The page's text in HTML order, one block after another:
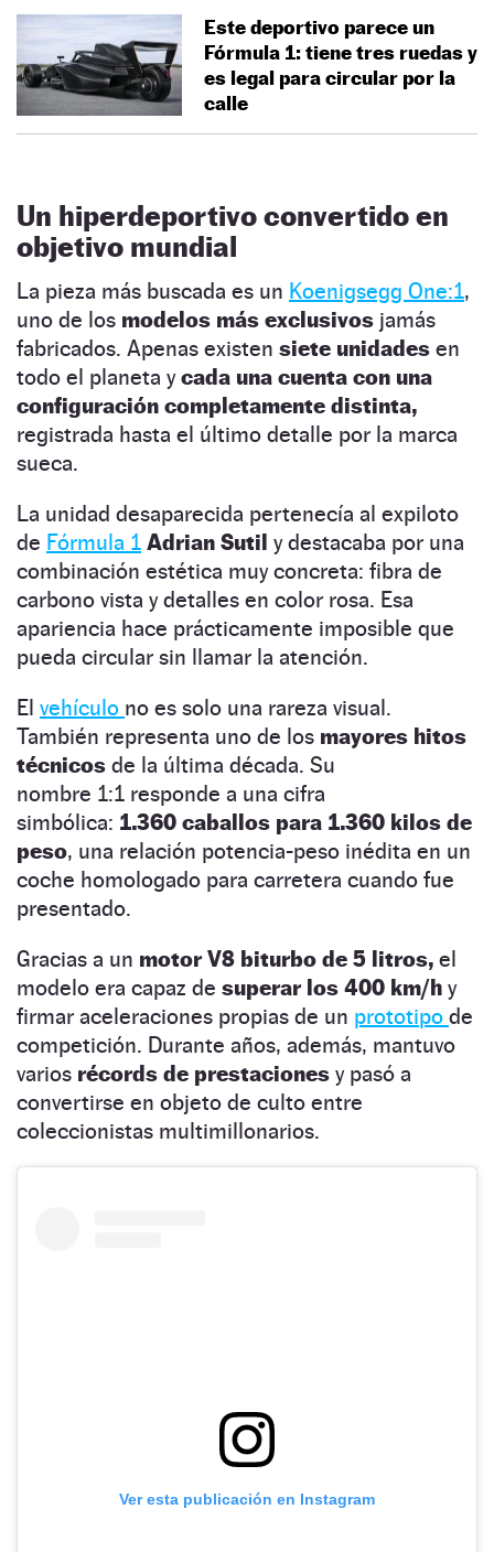
Este deportivo parece un
Fórmula 1: tiene tres ruedas y
es legal para circular por la
calle
Un hiperdeportivo convertido en
objetivo mundial
La pieza más buscada es un Koenigsegg One:1,
uno de los modelos más exclusivos jamás
fabricados. Apenas existen siete unidades en
todo el planeta ycada una cuenta con una
configuración completamente distinta,
registrada hasta el último detalle por la marca
sueca.
La unidad desaparecida pertenecía al expiloto
de Fórmula 1 Adrian Sutil y destacaba por una
combinación estética muy concreta: fibra de
carbono vista y detalles en color rosa. Esa
apariencia hace prácticamente imposible que
pueda circular sin llamar la atención.
El vehículo no es solo una rareza visual.
También representa uno de los mayores hitos
técnicos de la última década. Su
nombre 1:1 responde a una cifra
simbólica: 1.360 caballos para 1.360 kilos de
peso, una relación potencia-peso inédita en un
coche homologado para carretera cuando fue
presentado.
Gracias a un motor V8 biturbo de 5 litros, el
modelo era capaz de superar los 400 km/h y
firmar aceleraciones propias de un prototipo de
competición. Durante años, además, mantuvo
varios récords de prestaciones y pasó a
convertirse en objeto de culto entre
coleccionistas multimillonarios.
Ver esta publicación en Instagram